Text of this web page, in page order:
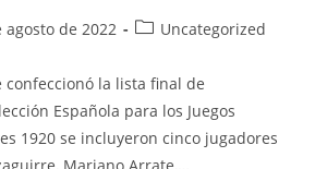
agosto de 2022
Categoría
la
entrada:
Uncategorized
confeccionó la lista final de
Española para los Juegos
1920 se incluyeron cinco jugadores